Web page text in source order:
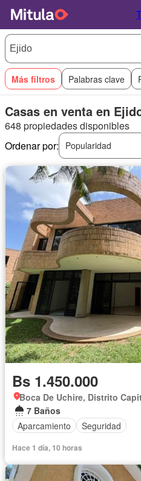
Más filtros Palabras clave
Casas en venta en
648 propiedades disponibles
Ordenar por:
Popularidad
Bs 1.450.000
Boca De Uchire, Distrito
7 Baños
Aparcamiento
Seguridad
Hace 1 día, 10 horas